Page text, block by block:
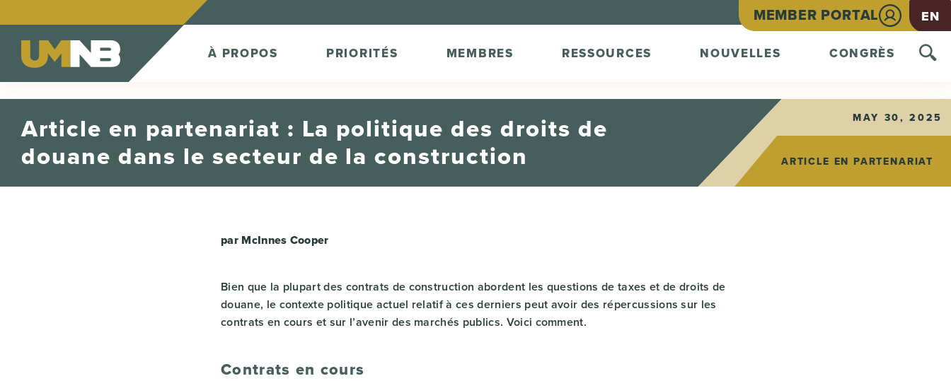
MEMBER PORTAL EN
À PROPOS PRIORITÉS MEMBRES RESSOURCES NOUVELLES CONGRÈS
Article en partenariat : La politique des droits de
douane dans le secteur de la construction
MAY 30, 2025
ARTICLE EN PARTENARIAT
par McInnes Cooper
Bien que la plupart des contrats de construction abordent les questions de taxes et de droits de
douane, le contexte politique actuel relatif à ces derniers peut avoir des répercussions sur les
contrats en cours et sur l’avenir des marchés publics. Voici comment.
Contrats en cours